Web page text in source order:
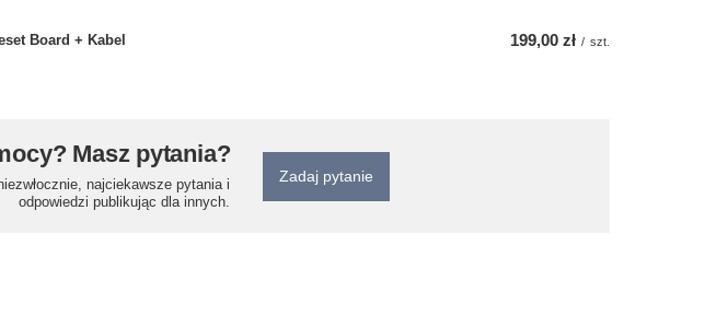
Board + Kabel 199,00 zł / szt.
Masz pytania?
najciekawsze pytania i
odpowiedzi publikując dla innych.
Zadaj pytanie